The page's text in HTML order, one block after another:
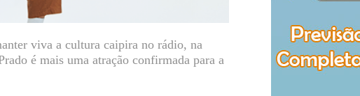
viva a cultura caipira no rádio, na
é mais uma atração confirmada para a